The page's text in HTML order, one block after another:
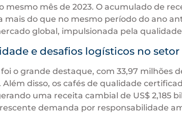
mesmo mês de 2023. O acumulado de
a mais do que no mesmo período do ano
global, impulsionada pela
e desafios logísticos no setor
foi o grande destaque, com 33,97 milhões
Além disso, os cafés de qualidade
uma receita cambial de US$ 2,185
demanda por responsabilidade